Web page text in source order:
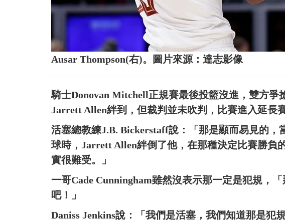
Ausar Thompson(右)。圖片來源：達志影像
騎士Donovan Mitchell正規賽最後投籃沒進，雙方爭
Jarrett Allen絆到，但裁判並未吹判，比賽進入延長
活塞總教練J.B. Bickerstaff說：「那是顯而易見的，
球時，Jarrett Allen絆倒了他，在那種決定比賽勝負
實很難受。」
一哥Cade Cunningham雖然沒表示那一定是犯規，
吧！」
Daniss Jenkins說：「我們是活塞，我們知道那是犯